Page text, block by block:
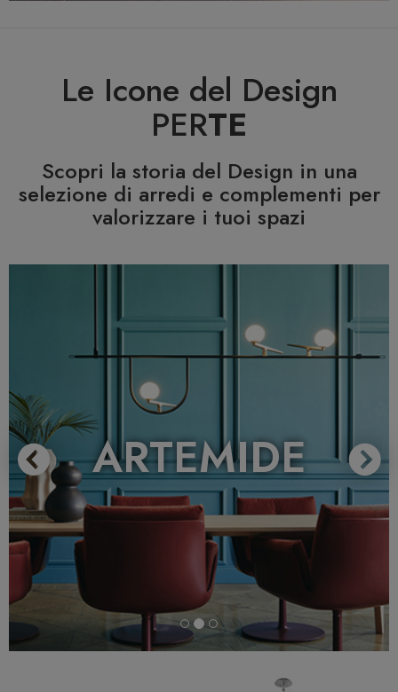
Le Icone del Design
PERTE
Scopri la storia del Design in una
selezione di arredi e complementi per
valorizzare i tuoi spazi
ARTEMIDE